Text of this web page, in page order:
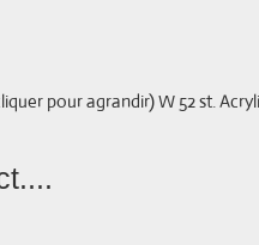
pour agrandir) W 52 st.